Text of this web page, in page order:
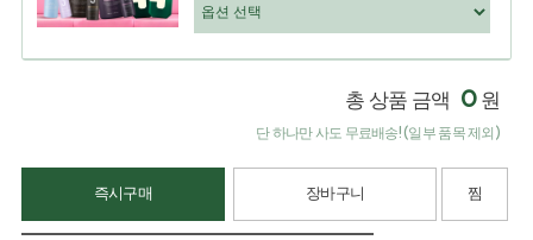
총 상품 금액 0 원
단 하나만 사도 무료배송! (일부 품목 제외)
즉시구매 장바구니 찜